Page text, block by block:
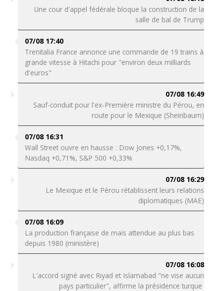
Une cour d'appel fédérale bloque la construction de la
salle de bal de Trump
07/08 17:40
Trenitalia France annonce une commande de 19 trains à
grande vitesse à Hitachi pour "environ deux milliards
d'euros"
07/08 16:49
Sauf-conduit pour l'ex-Première ministre du Pérou, en
route pour le Mexique (Sheinbaum)
07/08 16:31
Wall Street ouvre en hausse : Dow Jones +0,17%,
Nasdaq +0,71%, S&P 500 +0,33%
07/08 16:29
Le Mexique et le Pérou rétablissent leurs relations
diplomatiques (MAE)
07/08 16:09
La production française de maïs attendue au plus bas
depuis 1980 (ministère)
07/08 16:08
L'accord signé avec Riyad et Islamabad "ne vise aucun
pays particulier", affirme la présidence turque